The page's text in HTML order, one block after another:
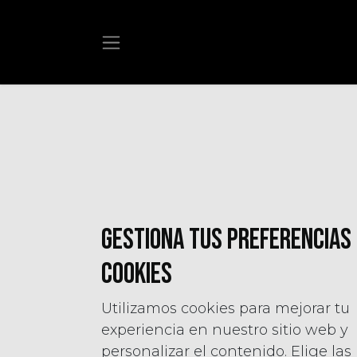
Gestiona tus preferencias
cookies
Utilizamos cookies para mejorar tu
experiencia en nuestro sitio web y
personalizar el contenido. Elige las